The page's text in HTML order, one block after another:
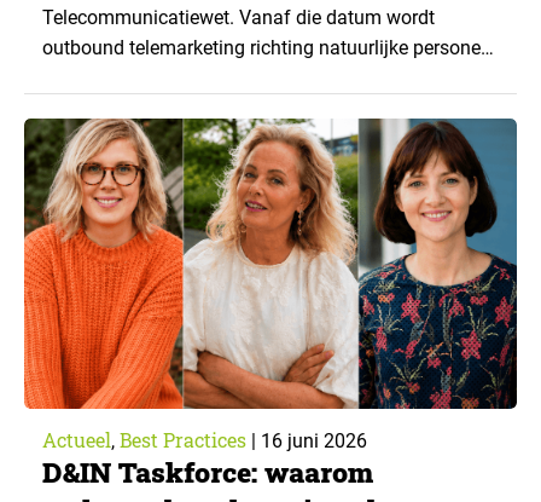
Telecommunicatiewet. Vanaf die datum wordt
outbound telemarketing richting natuurlijke personen
betrokkene daarvoor voorafgaande toestemming
heeft gegeven. ▼ Voor marktonderzoek is het
belangrijk om deze wijziging goed te duiden.
Telefonisch marktonderzoek is namelijk niet
hetzelfde…
Actueel, Best Practices | 16 juni 2026
D&IN Taskforce: waarom